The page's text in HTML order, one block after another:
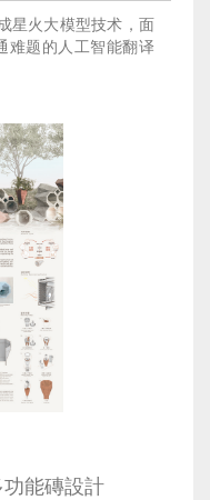
星火大模型技术，面
难题的人工智能翻译
能磚設計